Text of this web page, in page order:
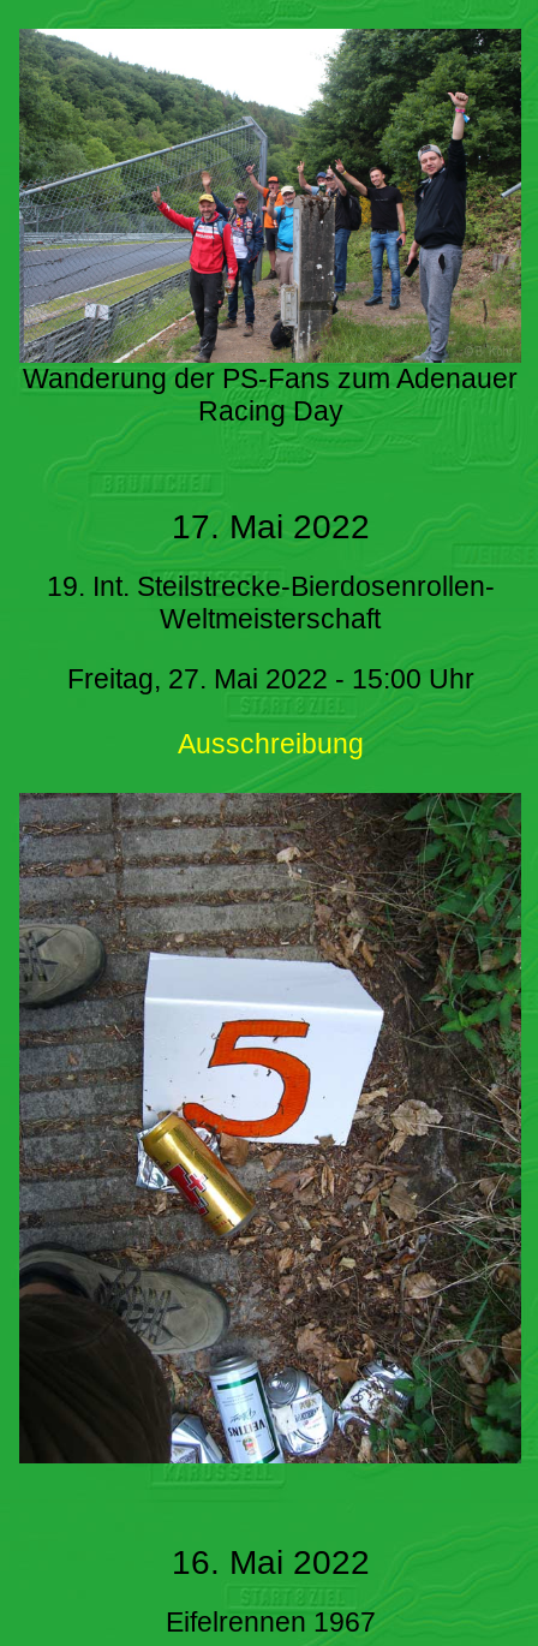
Wanderung der PS-Fans zum Adenauer
Racing Day
17. Mai 2022
19. Int. Steilstrecke-Bierdosenrollen-
Weltmeisterschaft
Freitag, 27. Mai 2022 - 15:00 Uhr
Ausschreibung
16. Mai 2022
Eifelrennen 1967